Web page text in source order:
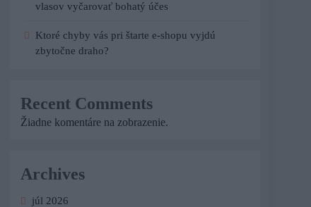
vlasov vyčarovať bohatý účes
Ktoré chyby vás pri štarte e-shopu vyjdú
zbytočne draho?
Recent Comments
Žiadne komentáre na zobrazenie.
Archives
júl 2026